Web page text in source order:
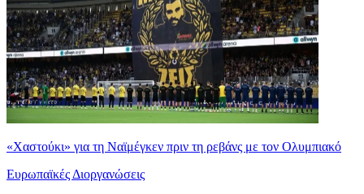
«Χαστούκι» για τη Ναϊμέγκεν πριν τη ρεβάνς με τον Ολυμπιακό
Ευρωπαϊκές Διοργανώσεις